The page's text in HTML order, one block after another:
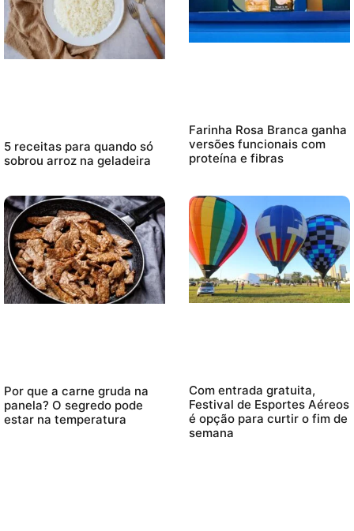
5 receitas para quando só
sobrou arroz na geladeira
Farinha Rosa Branca ganha
versões funcionais com
proteína e fibras
Por que a carne gruda na
panela? O segredo pode
estar na temperatura
Com entrada gratuita,
Festival de Esportes Aéreos
é opção para curtir o fim de
semana